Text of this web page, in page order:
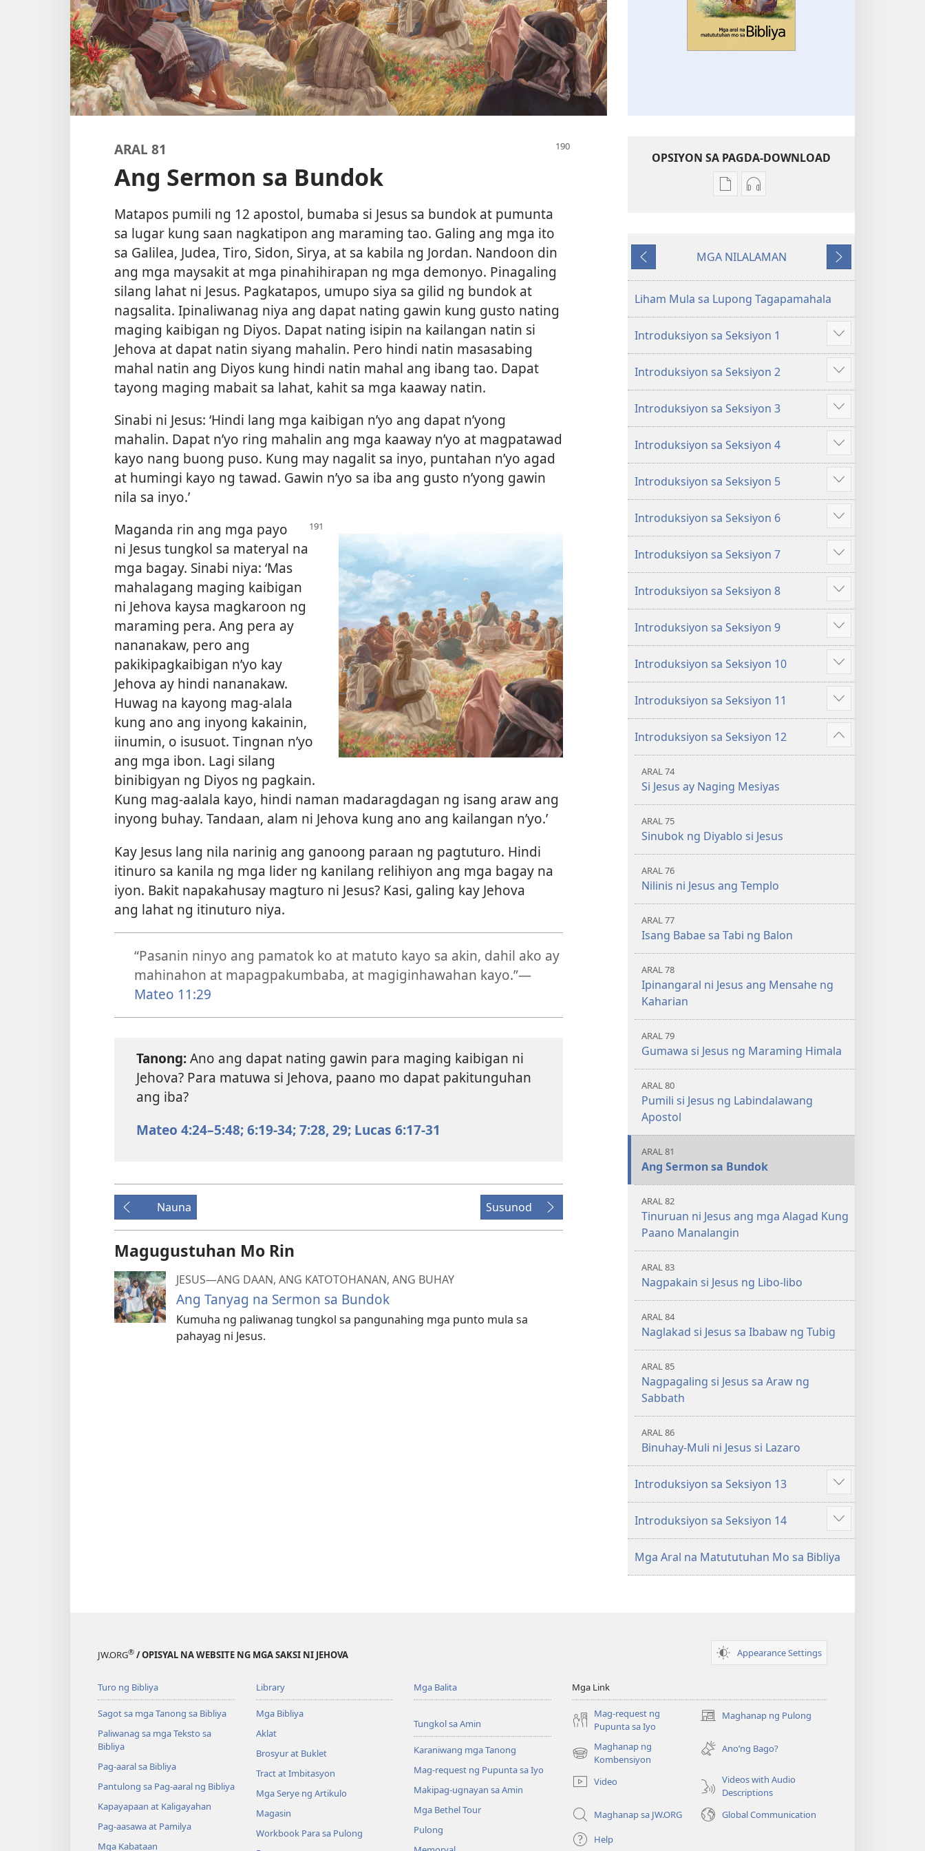
ARAL 81
Ang Sermon sa Bundok
Matapos pumili ng 12 apostol, bumaba si Jesus sa bundok at pumunta
sa lugar kung saan nagkatipon ang maraming tao. Galing ang mga ito
sa Galilea, Judea, Tiro, Sidon, Sirya, at sa kabila ng Jordan. Nandoon din
ang mga maysakit at mga pinahihirapan ng mga demonyo. Pinagaling
silang lahat ni Jesus. Pagkatapos, umupo siya sa gilid ng bundok at
nagsalita. Ipinaliwanag niya ang dapat nating gawin kung gusto nating
maging kaibigan ng Diyos. Dapat nating isipin na kailangan natin si
Jehova at dapat natin siyang mahalin. Pero hindi natin masasabing
mahal natin ang Diyos kung hindi natin mahal ang ibang tao. Dapat
tayong maging mabait sa lahat, kahit sa mga kaaway natin.
Sinabi ni Jesus: ‘Hindi lang mga kaibigan n’yo ang dapat n’yong
mahalin. Dapat n’yo ring mahalin ang mga kaaway n’yo at magpatawad
kayo nang buong puso. Kung may nagalit sa inyo, puntahan n’yo agad
at humingi kayo ng tawad. Gawin n’yo sa iba ang gusto n’yong gawin
nila sa inyo.’
Maganda rin ang mga payo
ni Jesus tungkol sa materyal na
mga bagay. Sinabi niya: ‘Mas
mahalagang maging kaibigan
ni Jehova kaysa magkaroon ng
maraming pera. Ang pera ay
nananakaw, pero ang
pakikipagkaibigan n’yo kay
Jehova ay hindi nananakaw.
Huwag na kayong mag-alala
kung ano ang inyong kakainin,
iinumin, o isusuot. Tingnan n’yo
ang mga ibon. Lagi silang
binibigyan ng Diyos ng pagkain.
Kung mag-aalala kayo, hindi naman madaragdagan ng isang araw ang
inyong buhay. Tandaan, alam ni Jehova kung ano ang kailangan n’yo.’
Kay Jesus lang nila narinig ang ganoong paraan ng pagtuturo. Hindi
itinuro sa kanila ng mga lider ng kanilang relihiyon ang mga bagay na
iyon. Bakit napakahusay magturo ni Jesus? Kasi, galing kay Jehova
ang lahat ng itinuturo niya.
“Pasanin ninyo ang pamatok ko at matuto kayo sa akin, dahil ako ay
mahinahon at mapagpakumbaba, at magiginhawahan kayo.”​—
Mateo 11:29
Tanong:Ano ang dapat nating gawin para maging kaibigan ni
Jehova? Para matuwa si Jehova, paano mo dapat pakitunguhan
ang iba?
Mateo 4:24–5:48;6:19-34;7:28, 29; Lucas 6:17-31
Nauna Susunod
Magugustuhan Mo Rin
JESUS—ANG DAAN, ANG KATOTOHANAN, ANG BUHAY
Ang Tanyag na Sermon sa Bundok
Kumuha ng paliwanag tungkol sa pangunahing mga punto mula sa
pahayag ni Jesus.
OPSIYON SA PAGDA-DOWNLOAD
Opsiyon
ng
Aral
Matututuhan
Mo
sa
Bibliya
Opsiyon
ng
Mga
Aral
Matututuhan
Mo
sa
Bibliya
Nauna
MGA NILALAMAN
Susunod
Liham Mula sa Lupong Tagapamahala
Introduksiyon sa Seksiyon 1
Ipakita
ang
iba
pa
Introduksiyon sa Seksiyon 2
Ipakita
ang
iba
pa
Introduksiyon sa Seksiyon 3
Ipakita
ang
iba
pa
Introduksiyon sa Seksiyon 4
Ipakita
ang
iba
pa
Introduksiyon sa Seksiyon 5
Ipakita
ang
iba
pa
Introduksiyon sa Seksiyon 6
Ipakita
ang
iba
pa
Introduksiyon sa Seksiyon 7
Ipakita
ang
iba
pa
Introduksiyon sa Seksiyon 8
Ipakita
ang
iba
pa
Introduksiyon sa Seksiyon 9
Ipakita
ang
iba
pa
Introduksiyon sa Seksiyon 10
Ipakita
ang
iba
pa
Introduksiyon sa Seksiyon 11
Ipakita
ang
iba
pa
Introduksiyon sa Seksiyon 12
Ipakita
ang
ARAL 74
Si Jesus ay Naging Mesiyas
ARAL 75
Sinubok ng Diyablo si Jesus
ARAL 76
Nilinis ni Jesus ang Templo
ARAL 77
Isang Babae sa Tabi ng Balon
ARAL 78
Ipinangaral ni Jesus ang Mensahe ng
Kaharian
ARAL 79
Gumawa si Jesus ng Maraming Himala
ARAL 80
Pumili si Jesus ng Labindalawang
Apostol
ARAL 81
Ang Sermon sa Bundok
ARAL 82
Tinuruan ni Jesus ang mga Alagad Kung
Paano Manalangin
ARAL 83
Nagpakain si Jesus ng Libo-libo
ARAL 84
Naglakad si Jesus sa Ibabaw ng Tubig
ARAL 85
Nagpagaling si Jesus sa Araw ng
Sabbath
ARAL 86
Binuhay-Muli ni Jesus si Lazaro
Introduksiyon sa Seksiyon 13
Ipakita
ang
iba
pa
Introduksiyon sa Seksiyon 14
Ipakita
ang
iba
pa
Mga Aral na Matututuhan Mo sa Bibliya
JW.ORG® / OPISYAL NA WEBSITE NG MGA SAKSI NI JEHOVA Appearance Settings
Turo ng Bibliya
Sagot sa mga Tanong sa Bibliya
Paliwanag sa mga Teksto sa
Bibliya
Pag-aaral sa Bibliya
Pantulong sa Pag-aaral ng Bibliya
Kapayapaan at Kaligayahan
Pag-aasawa at Pamilya
Mga Kabataan
Library
Mga Bibliya
Aklat
Brosyur at Buklet
Tract at Imbitasyon
Mga Serye ng Artikulo
Magasin
Workbook Para sa Pulong
Mga Balita
Tungkol sa Amin
Karaniwang mga Tanong
Mag-request ng Pupunta sa Iyo
Makipag-ugnayan sa Amin
Mga Bethel Tour
Pulong
Mga Link
Mag-request ng
Pupunta sa Iyo
Maghanap ng Pulong
(may
na
window)
Maghanap ng
Kombensiyon
(may
na
window)
Ano’ng Bago?
Video
Videos with Audio
Descriptions
Maghanap sa JW.ORG
Global Communication
Help